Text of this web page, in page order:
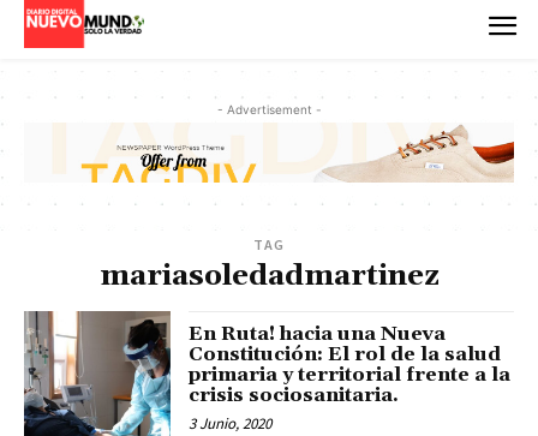
- Advertisement -
TAG
mariasoledadmartinez
En Ruta! hacia una Nueva
Constitución: El rol de la salud
primaria y territorial frente a la
crisis sociosanitaria.
3 Junio, 2020